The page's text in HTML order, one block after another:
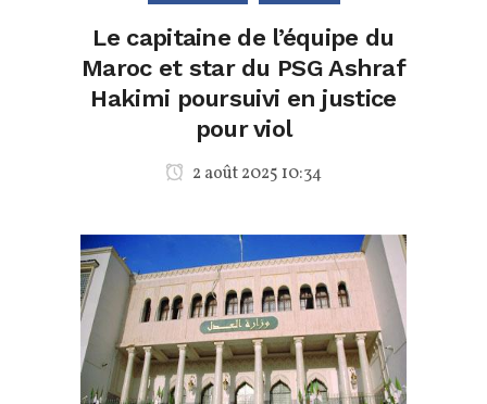
Le capitaine de l’équipe du
Maroc et star du PSG Ashraf
Hakimi poursuivi en justice
pour viol
2 août 2025 10:34